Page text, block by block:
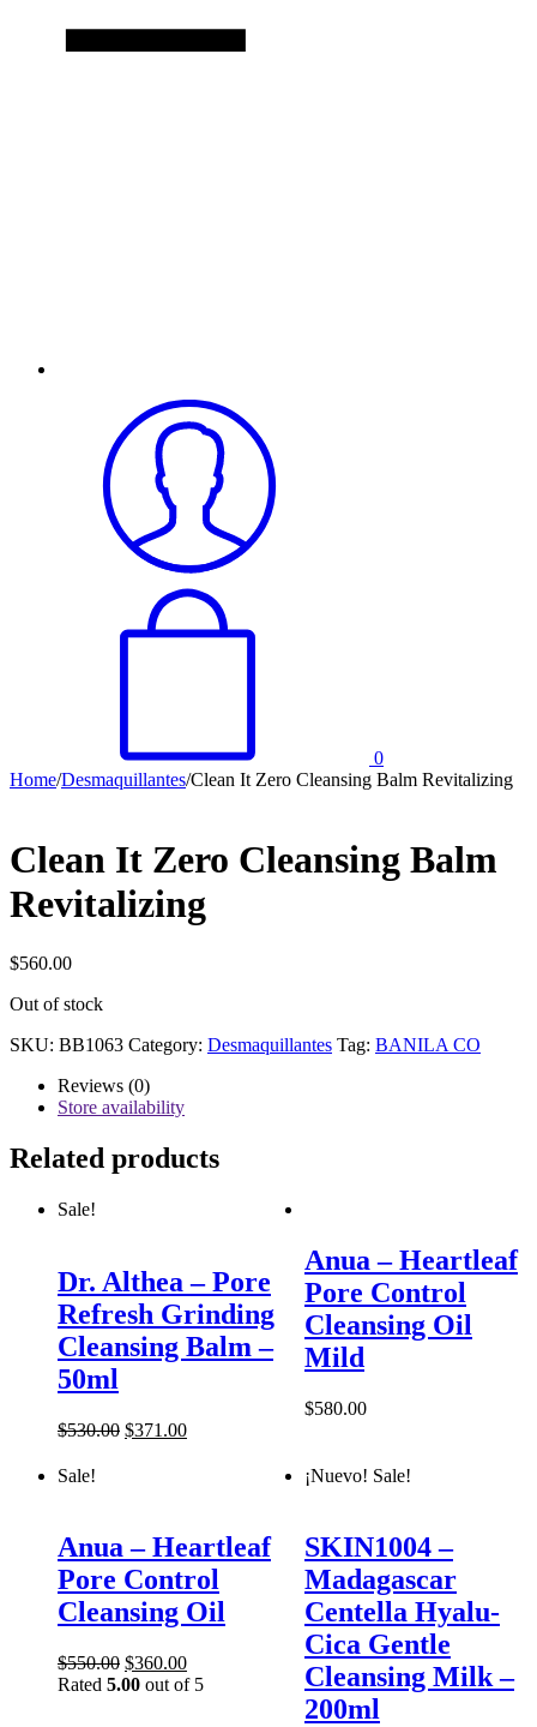
0
Home/Desmaquillantes/Clean It Zero Cleansing Balm Revitalizing
Clean It Zero Cleansing Balm
Revitalizing
$560.00
Out of stock
SKU: BB1063 Category: Desmaquillantes Tag: BANILA CO
Reviews (0)
Store availability
Related products
Sale!
Dr. Althea – Pore
Refresh Grinding
Cleansing Balm –
50ml
$530.00 $371.00
Anua – Heartleaf
Pore Control
Cleansing Oil
Mild
$580.00
Sale!
Anua – Heartleaf
Pore Control
Cleansing Oil
$550.00 $360.00
Rated 5.00 out of 5
¡Nuevo! Sale!
SKIN1004 –
Madagascar
Centella Hyalu-
Cica Gentle
Cleansing Milk –
200ml